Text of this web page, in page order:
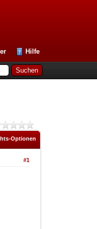
Hilfe
Optionen
#1